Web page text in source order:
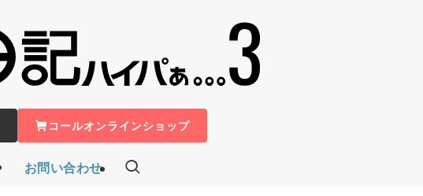
お問い合わせ
コールオンラインショップ